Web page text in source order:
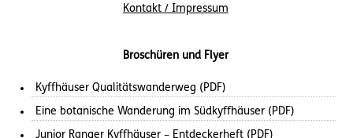
Kontakt / Impressum
Broschüren und Flyer
Kyffhäuser Qualitätswanderweg (PDF)
Eine botanische Wanderung im Südkyffhäuser (PDF)
Junior Ranger Kyffhäuser – Entdeckerheft (PDF)